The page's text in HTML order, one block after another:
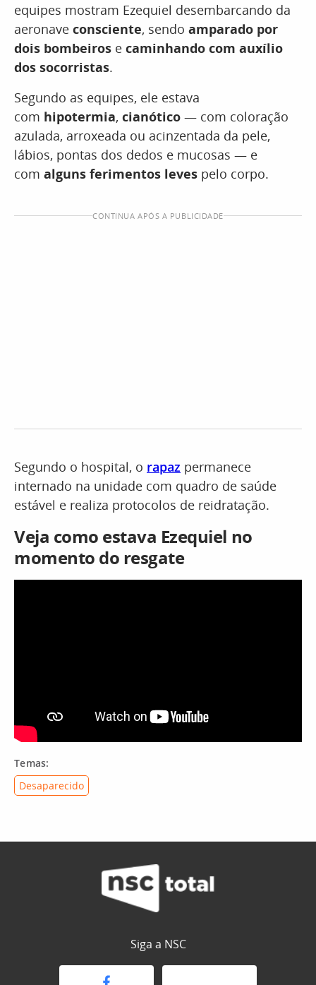
equipes mostram Ezequiel desembarcando da
aeronave consciente, sendo amparado por
dois bombeiros e caminhando com auxílio
dos socorristas.
Segundo as equipes, ele estava
com hipotermia, cianótico — com coloração
azulada, arroxeada ou acinzentada da pele,
lábios, pontas dos dedos e mucosas — e
com alguns ferimentos leves pelo corpo.
CONTINUA APÓS A PUBLICIDADE
Segundo o hospital, o rapaz permanece
internado na unidade com quadro de saúde
estável e realiza protocolos de reidratação.
Veja como estava Ezequiel no
momento do resgate
Temas:
Desaparecido
Siga a NSC